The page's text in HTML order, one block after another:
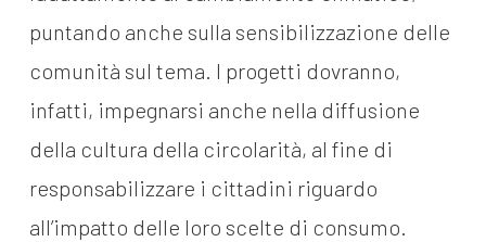
puntando anche sulla sensibilizzazione delle
comunità sul tema. I progetti dovranno,
infatti, impegnarsi anche nella diffusione
della cultura della circolarità, al fine di
responsabilizzare i cittadini riguardo
all’impatto delle loro scelte di consumo.